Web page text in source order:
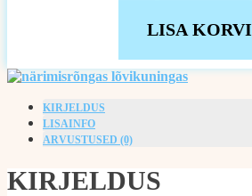
LISA KORVI
KIRJELDUS
LISAINFO
ARVUSTUSED (0)
KIRJELDUS